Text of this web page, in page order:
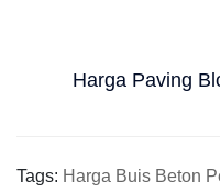
Harga Paving
Tags: Harga Buis Beton